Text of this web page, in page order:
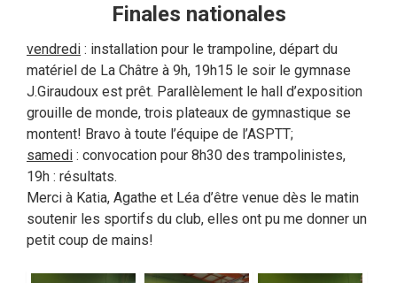
Finales nationales
vendredi : installation pour le trampoline, départ du
matériel de La Châtre à 9h, 19h15 le soir le gymnase
J.Giraudoux est prêt. Parallèlement le hall d’exposition
grouille de monde, trois plateaux de gymnastique se
montent! Bravo à toute l’équipe de l’ASPTT;
samedi : convocation pour 8h30 des trampolinistes,
19h : résultats.
Merci à Katia, Agathe et Léa d’être venue dès le matin
soutenir les sportifs du club, elles ont pu me donner un
petit coup de mains!